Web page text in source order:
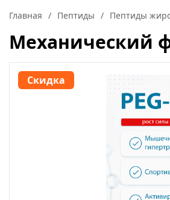
Главная / Пептиды / Пептиды
Механический
Скидка